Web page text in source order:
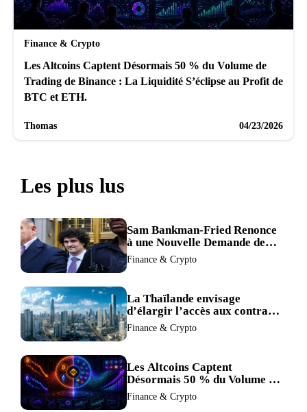
Finance & Crypto
Les Altcoins Captent Désormais 50 % du Volume de
Trading de Binance : La Liquidité S’éclipse au Profit de
BTC et ETH.
Thomas 04/23/2026
Les plus lus
Sam Bankman-Fried Renonce
à une Nouvelle Demande de
Procès, Intensifiant la
Pression pour la Récusation
Finance & Crypto
La Thaïlande envisage
d’élargir l’accès aux contrats
à terme crypto dans une
refonte de sa réglementation.
Finance & Crypto
Les Altcoins Captent
Désormais 50 % du Volume de
Trading de Binance : La
Liquidité S’éclipse au Profit de
Finance & Crypto